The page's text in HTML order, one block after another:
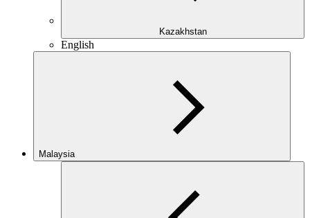
Kazakhstan
English
Malaysia